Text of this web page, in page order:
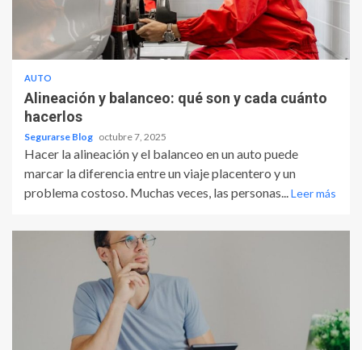
AUTO
Alineación y balanceo: qué son y cada cuánto
hacerlos
Segurarse Blog octubre 7, 2025
Hacer la alineación y el balanceo en un auto puede
marcar la diferencia entre un viaje placentero y un
problema costoso. Muchas veces, las personas...Leer más